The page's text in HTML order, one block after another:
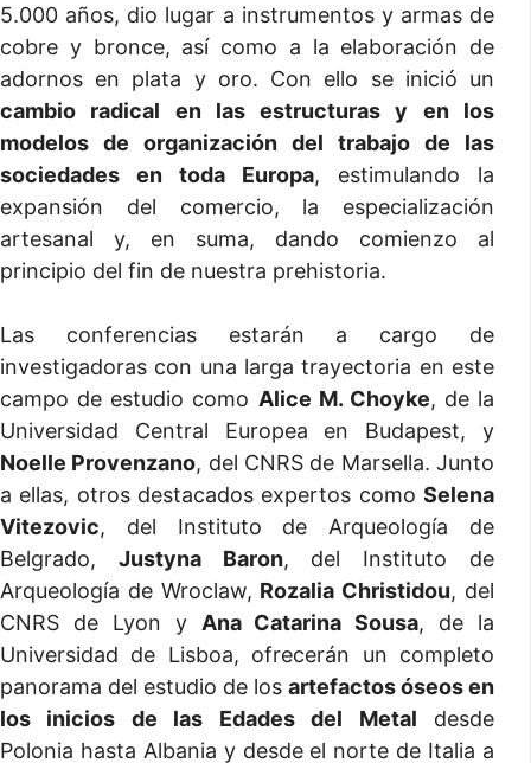
5.000 años, dio lugar a instrumentos y armas de
cobre y bronce, así como a la elaboración de
adornos en plata y oro. Con ello se inició un
cambio radical en las estructuras y en los
modelos de organización del trabajo de las
sociedades en toda Europa, estimulando la
expansión del comercio, la especialización
artesanal y, en suma, dando comienzo al
principio del fin de nuestra prehistoria.
Las conferencias estarán a cargo de
investigadoras con una larga trayectoria en este
campo de estudio como Alice M. Choyke, de la
Universidad Central Europea en Budapest, y
Noelle Provenzano, del CNRS de Marsella. Junto
a ellas, otros destacados expertos como Selena
Vitezovic, del Instituto de Arqueología de
Belgrado, Justyna Baron, del Instituto de
Arqueología de Wroclaw, Rozalia Christidou, del
CNRS de Lyon y Ana Catarina Sousa, de la
Universidad de Lisboa, ofrecerán un completo
panorama del estudio de los artefactos óseos en
los inicios de las Edades del Metal desde
Polonia hasta Albania y desde el norte de Italia a